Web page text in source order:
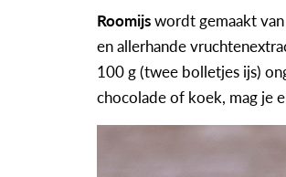
Roomijswordt gemaakt
en allerhande
100 g (twee bolletjes ijs)
chocolade of koek, mag je